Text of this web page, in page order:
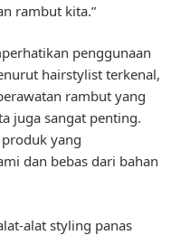
rambut kita.”
penggunaan
hairstylist terkenal,
rambut yang
juga sangat penting.
yang
dan bebas dari bahan
alat styling panas